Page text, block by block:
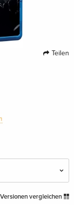
Teilen
EUR 18,99
Versionen vergleichen